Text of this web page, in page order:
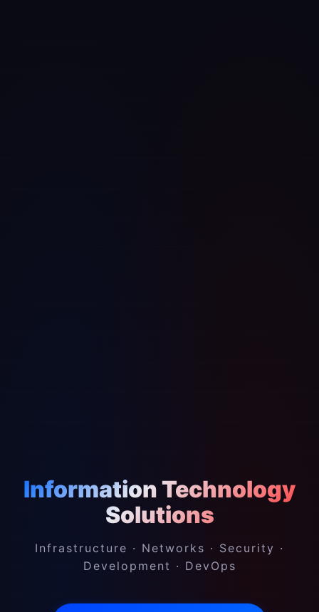
Information Technology
Solutions
Infrastructure · Networks · Security ·
Development · DevOps